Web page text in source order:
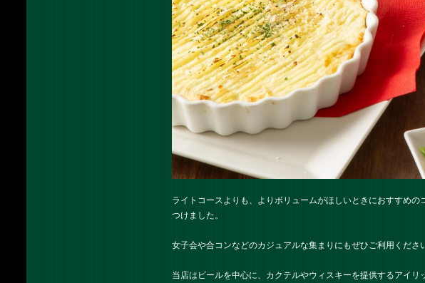
ライトコースよりも、よりボリュームがほしいときにおすすめ
つけました。
女子会や合コンなどのカジュアルな集まりにもぜひご利用ください
当店はビールを中心に、カクテルやウィスキーを提供するアイリ